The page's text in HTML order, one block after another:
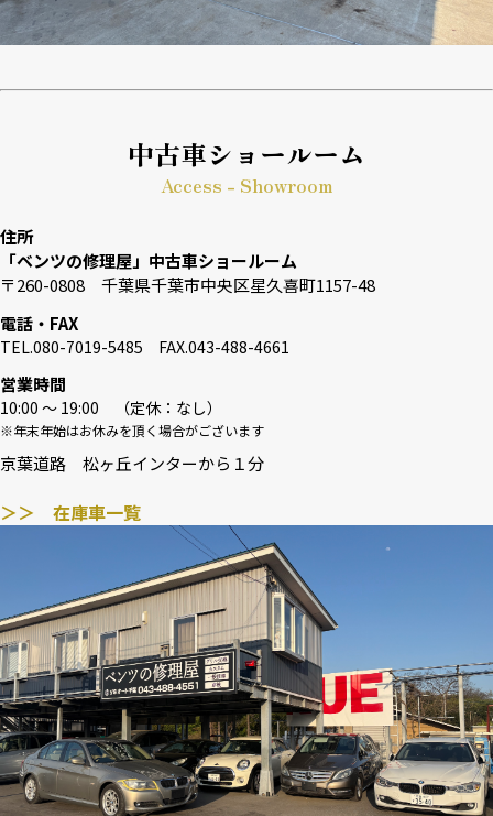
中古車ショールーム
Access - Showroom
住所
「ベンツの修理屋」中古車ショールーム
〒260-0808 千葉県千葉市中央区星久喜町1157-48
電話・FAX
TEL.080-7019-5485 FAX.043-488-4661
営業時間
10:00 〜 19:00 （定休：なし）
※年末年始はお休みを頂く場合がございます
京葉道路 松ヶ丘インターから１分
＞＞ 在庫車一覧